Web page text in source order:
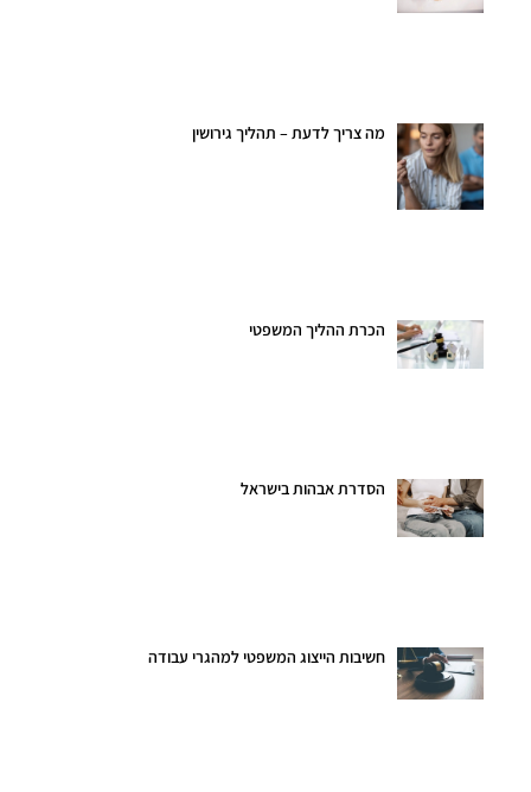
מה צריך לדעת – תהליך גירושין
הכרת ההליך המשפטי
הסדרת אבהות בישראל
חשיבות הייצוג המשפטי למהגרי עבודה